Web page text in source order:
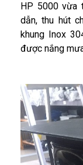
HP 5000 vừa
dẫn, thu hút
khung Inox
được nắng